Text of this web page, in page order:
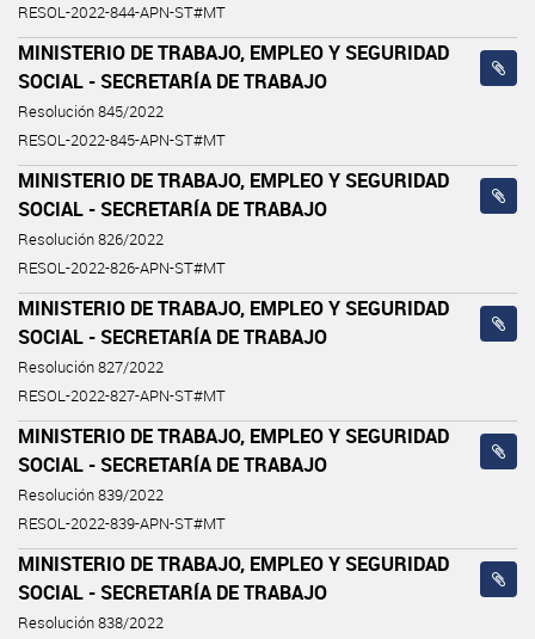
RESOL-2022-844-APN-ST#MT
MINISTERIO DE TRABAJO, EMPLEO Y SEGURIDAD
SOCIAL - SECRETARÍA DE TRABAJO
Resolución 845/2022
RESOL-2022-845-APN-ST#MT
MINISTERIO DE TRABAJO, EMPLEO Y SEGURIDAD
SOCIAL - SECRETARÍA DE TRABAJO
Resolución 826/2022
RESOL-2022-826-APN-ST#MT
MINISTERIO DE TRABAJO, EMPLEO Y SEGURIDAD
SOCIAL - SECRETARÍA DE TRABAJO
Resolución 827/2022
RESOL-2022-827-APN-ST#MT
MINISTERIO DE TRABAJO, EMPLEO Y SEGURIDAD
SOCIAL - SECRETARÍA DE TRABAJO
Resolución 839/2022
RESOL-2022-839-APN-ST#MT
MINISTERIO DE TRABAJO, EMPLEO Y SEGURIDAD
SOCIAL - SECRETARÍA DE TRABAJO
Resolución 838/2022